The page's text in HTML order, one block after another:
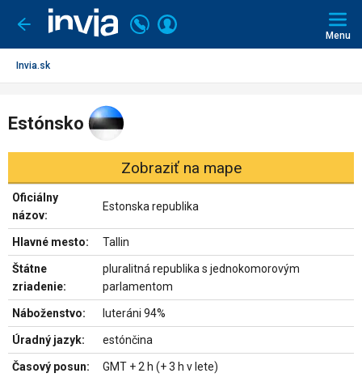
Ísť
späť
Volajte
+421
2
Prihlásiť
Menu
Invia.sk
Estónsko
Zobraziť na mape
Oficiálny
názov:
Estonska republika
Hlavné mesto: Tallin
Štátne
zriadenie:
pluralitná republika s jednokomorovým
parlamentom
Náboženstvo: luteráni 94%
Úradný jazyk: estónčina
Časový posun: GMT + 2 h (+ 3 h v lete)